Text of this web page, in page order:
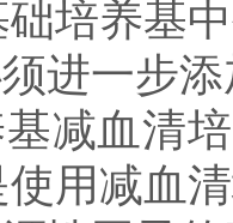
培养基
进一步
减血清
使用减血